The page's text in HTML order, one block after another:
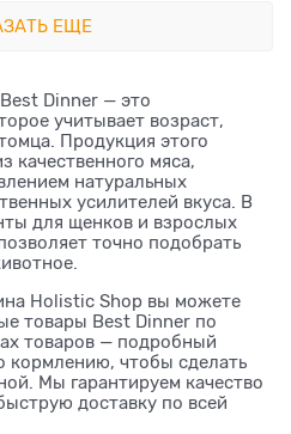
ЕЩЕ
Dinner — это
учитывает возраст,
Продукция этого
качественного мяса,
натуральных
усилителей вкуса. В
для щенков и взрослых
точно подобрать
Holistic Shop вы можете
товары Best Dinner по
товаров — подробный
кормлению, чтобы сделать
Мы гарантируем качество
доставку по всей